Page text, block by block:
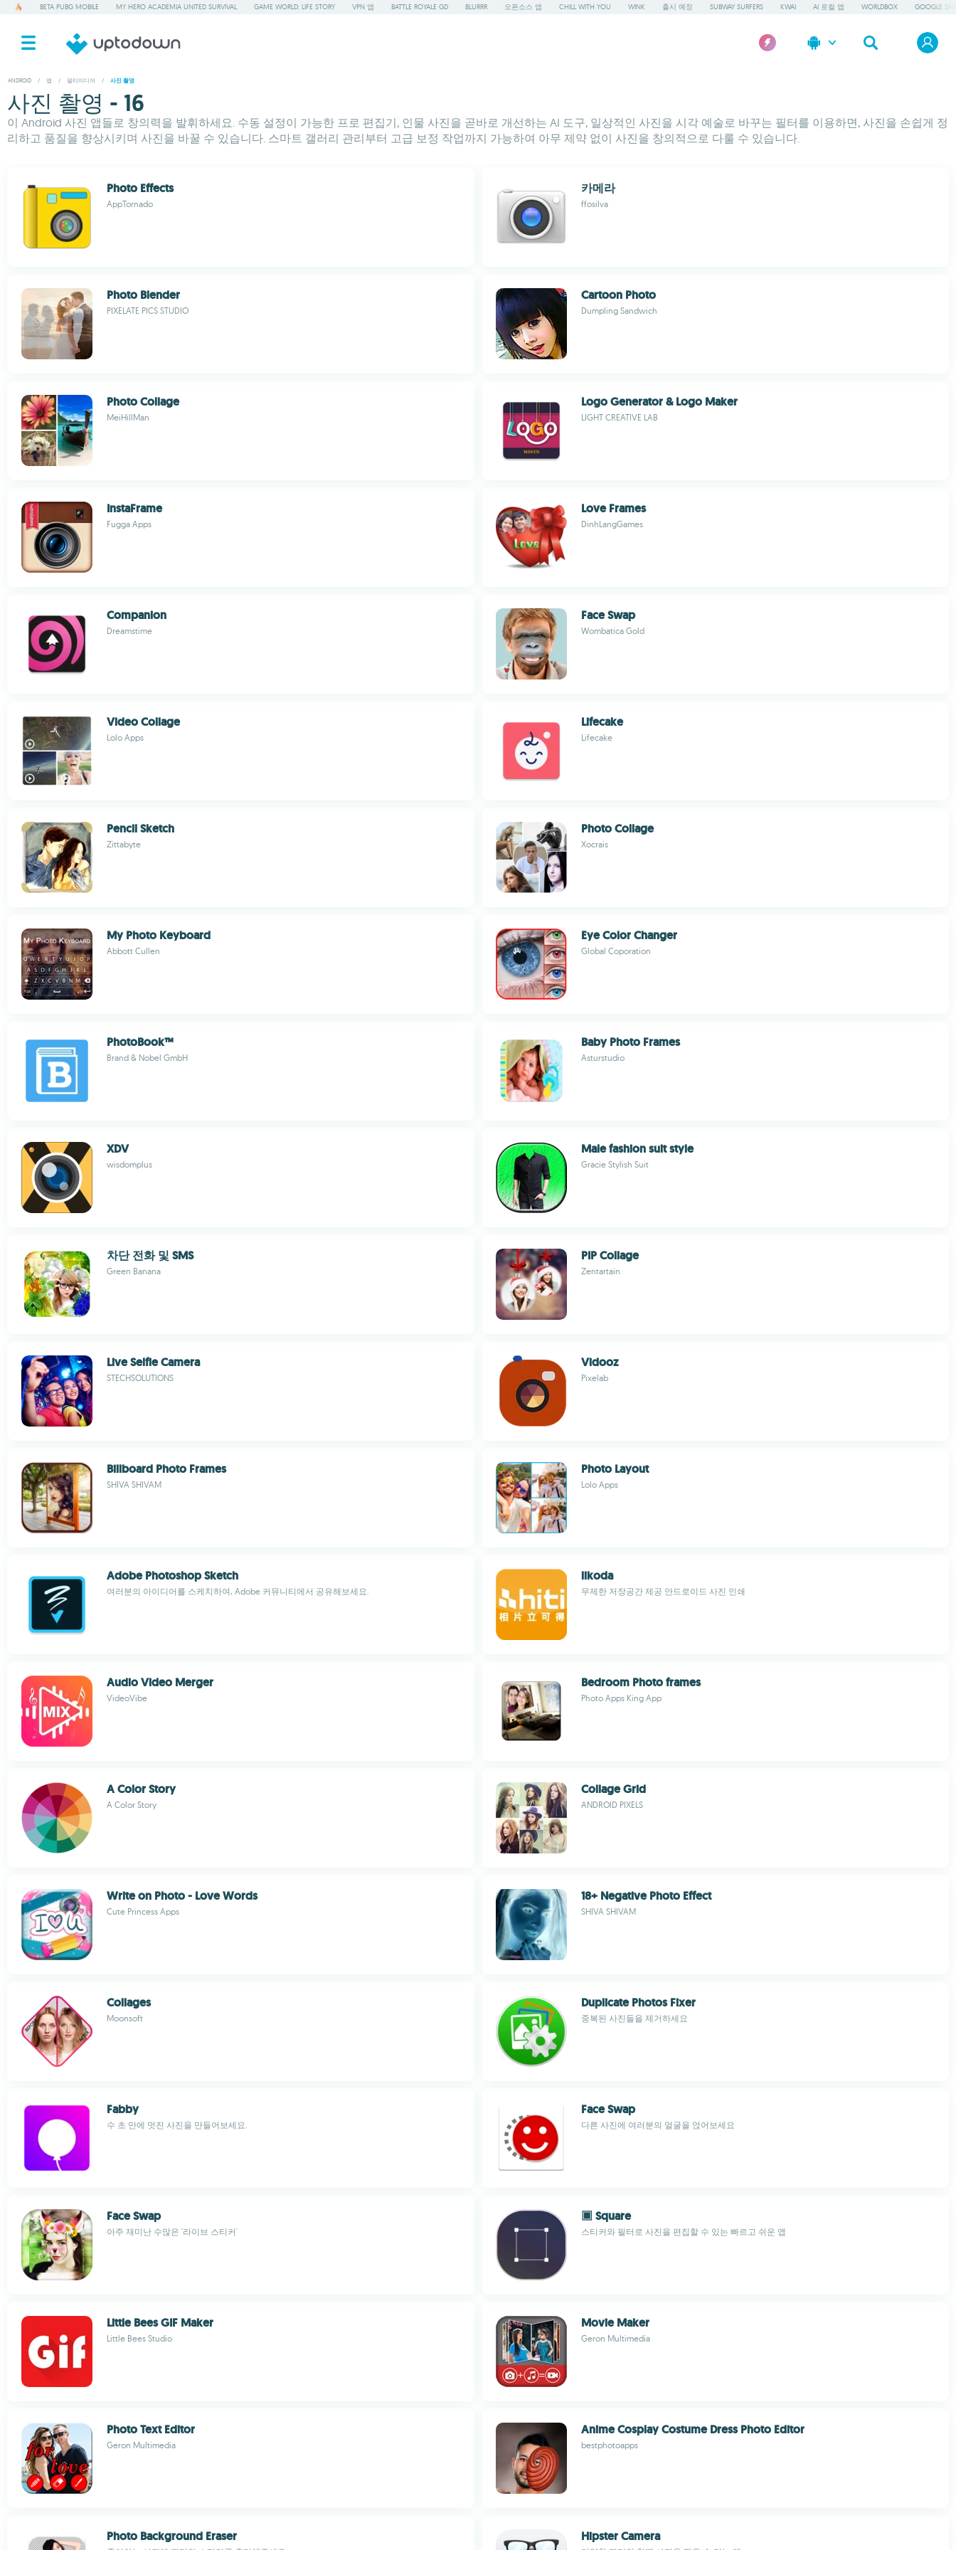
BETA PUBG MOBILE MY HERO ACADEMIA UNITED SURVIVAL GAME WORLD: LIFE STORY VPN 앱 BATTLE ROYALE GD BLURRR 오픈소스 앱 CHILL WITH YOU WINK 출시 예정 SUBWAY SURFERS KWAI AI 로컬 앱 WORLDBOX GOOGLE
ANDROID / 앱 / 멀티미디어 / 사진 촬영
사진 촬영 - 16
이 Android 사진 앱들로 창의력을 발휘하세요. 수동 설정이 가능한 프로 편집기, 인물 사진을 곧바로 개선하는 AI 도구, 일상적인 사진을 시각 예술로 바꾸는 필터를 이용하면, 사진을 손쉽게 정
리하고 품질을 향상시키며 사진을 바꿀 수 있습니다. 스마트 갤러리 관리부터 고급 보정 작업까지 가능하여 아무 제약 없이 사진을 창의적으로 다룰 수 있습니다.
Photo Effects
AppTornado
카메라
ffosilva
Photo Blender
PIXELATE PICS STUDIO
Cartoon Photo
Dumpling Sandwich
Photo Collage
MeiHillMan
Logo Generator & Logo Maker
LIGHT CREATIVE LAB
InstaFrame
Fugga Apps
Love Frames
DinhLangGames
Companion
Dreamstime
Face Swap
Wombatica Gold
Video Collage
Lolo Apps
Lifecake
Lifecake
Pencil Sketch
Zittabyte
Photo Collage
Xocrais
My Photo Keyboard
Abbott Cullen
Eye Color Changer
Global Coporation
PhotoBook™
Brand & Nobel GmbH
Baby Photo Frames
Asturstudio
XDV
wisdomplus
Male fashion suit style
Gracie Stylish Suit
차단 전화 및 SMS
Green Banana
PIP Collage
Zentartain
Live Selfie Camera
STECHSOLUTIONS
Vidooz
Pixelab
Billboard Photo Frames
SHIVA SHIVAM
Photo Layout
Lolo Apps
Adobe Photoshop Sketch
여러분의 아이디어를 스케치하여, Adobe 커뮤니티에서 공유해보세요.
likoda
무제한 저장공간 제공 안드로이드 사진 인쇄
Audio Video Merger
VideoVibe
Bedroom Photo frames
Photo Apps King App
A Color Story
A Color Story
Collage Grid
ANDROID PIXELS
Write on Photo - Love Words
Cute Princess Apps
18+ Negative Photo Effect
SHIVA SHIVAM
Collages
Moonsoft
Duplicate Photos Fixer
중복된 사진들을 제거하세요
Fabby
수 초 만에 멋진 사진을 만들어보세요.
Face Swap
다른 사진에 여러분의 얼굴을 얹어보세요
Face Swap
아주 재미난 수많은 '라이브 스티커'
▣ Square
스티커와 필터로 사진을 편집할 수 있는 빠르고 쉬운 앱
Little Bees GIF Maker
Little Bees Studio
Movie Maker
Geron Multimedia
Photo Text Editor
Geron Multimedia
Anime Cosplay Costume Dress Photo Editor
bestphotoapps
Photo Background Eraser Hipster Camera